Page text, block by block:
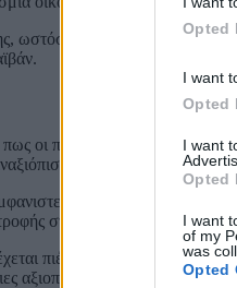
Opted
I want
Opted
I want
Opted
I want
of my
was
Opted
ωστόσο, τροφοδοτεί
οι πρόσφατοι χειρισμοί της
σύμμαχο.
ως παράγοντας
στον «νόμο της
πιέσεις από την κρίση
αξιοποιώντας αποθέματα,